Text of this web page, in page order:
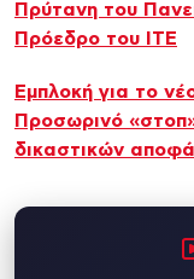
Πρύτανη του
Πρόεδρο του ΙΤΕ
Εμπλοκή για το
Προσωρινό
δικαστικών